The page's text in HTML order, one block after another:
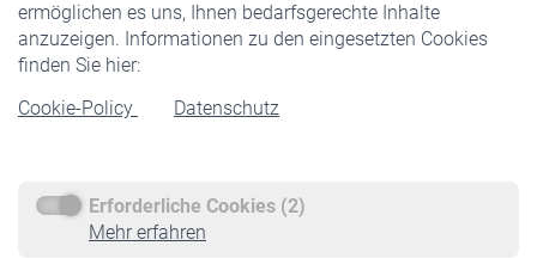
ermöglichen es uns, Ihnen bedarfsgerechte Inhalte
anzuzeigen. Informationen zu den eingesetzten Cookies
finden Sie hier:
Cookie-Policy
Datenschutz
Erforderliche Cookies (2)
Mehr erfahren
Rentner
Rentenbeginn
Rente beantragen
Service
Informationen